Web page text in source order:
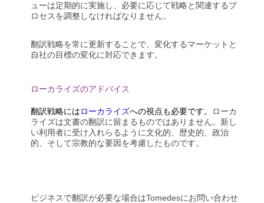
ューは定期的に実施し、必要に応じて戦略と関連するプ
ロセスを調整しなければなりません。
翻訳戦略を常に更新することで、変化するマーケットと
自社の目標の変化に対応できます。
ローカライズのアドバイス
翻訳戦略にはローカライズへの視点も必要です。
ローカ
ライズは文書の翻訳に留まるものではありません。新し
い利用者に受け入れらるように文化的、歴史的、政治
的、そして宗教的な要因を考慮したものです。
ビジネスで翻訳が必要な場合はTomedesにお問い合わせ